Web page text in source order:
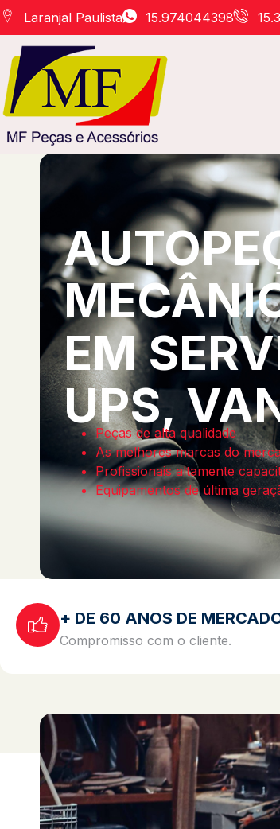
Laranjal Paulista 15.974044398
EM
UPS,
Peças de alta qualidade
As melhores marcas do
Profissionais altamente
Equipamentos de última
+ DE 60 ANOS DE
Compromisso com o cliente.